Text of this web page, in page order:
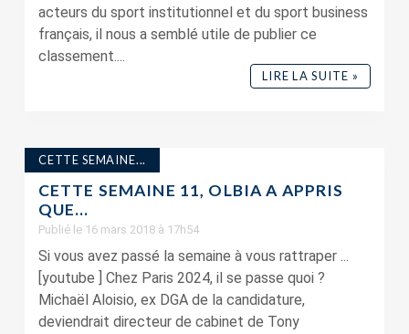
acteurs du sport institutionnel et du sport business
français, il nous a semblé utile de publier ce
classement....
LIRE LA SUITE »
CETTE SEMAINE...
CETTE SEMAINE 11, OLBIA A APPRIS
QUE…
Publié le 16 mars 2018 à 17h54
Si vous avez passé la semaine à vous rattraper ...
[youtube ] Chez Paris 2024, il se passe quoi ?
Michaël Aloisio, ex DGA de la candidature,
deviendrait directeur de cabinet de Tony